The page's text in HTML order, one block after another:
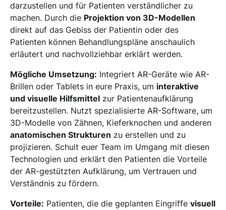
darzustellen und für Patienten verständlicher zu
machen. Durch die Projektion von 3D-Modellen
direkt auf das Gebiss der Patientin oder des
Patienten können Behandlungspläne anschaulich
erläutert und nachvollziehbar erklärt werden.
Mögliche Umsetzung: Integriert AR-Geräte wie AR-
Brillen oder Tablets in eure Praxis, um interaktive
und visuelle Hilfsmittel zur Patientenaufklärung
bereitzustellen. Nutzt spezialisierte AR-Software, um
3D-Modelle von Zähnen, Kieferknochen und anderen
anatomischen Strukturen zu erstellen und zu
projizieren. Schult euer Team im Umgang mit diesen
Technologien und erklärt den Patienten die Vorteile
der AR-gestützten Aufklärung, um Vertrauen und
Verständnis zu fördern.
Vorteile: Patienten, die die geplanten Eingriffe visuell